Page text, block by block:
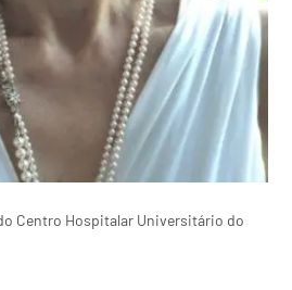
Centro Hospitalar Universitário do